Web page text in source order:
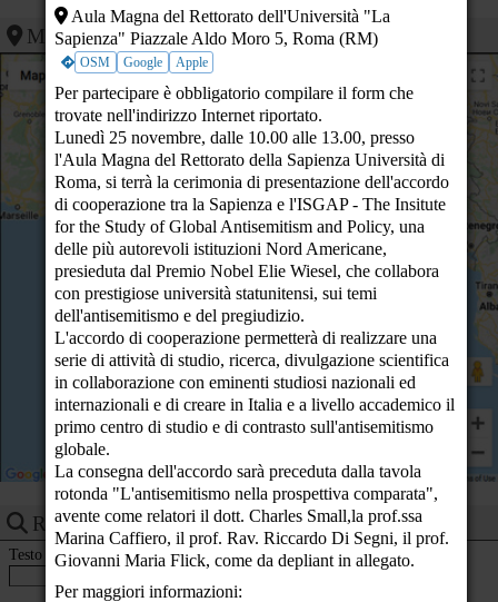
17
18
19
20
21
22
23
Mappa
Ricerca eventi
Testo
Aula Magna del Rettorato dell'Università "La
Sapienza" Piazzale Aldo Moro 5, Roma (RM)
OSM Google Apple
Per partecipare è obbligatorio compilare il form che
trovate nell'indirizzo Internet riportato.
Lunedì 25 novembre, dalle 10.00 alle 13.00, presso
l'Aula Magna del Rettorato della Sapienza Università di
Roma, si terrà la cerimonia di presentazione dell'accordo
di cooperazione tra la Sapienza e l'ISGAP - The Insitute
for the Study of Global Antisemitism and Policy, una
delle più autorevoli istituzioni Nord Americane,
presieduta dal Premio Nobel Elie Wiesel, che collabora
con prestigiose università statunitensi, sui temi
dell'antisemitismo e del pregiudizio.
L'accordo di cooperazione permetterà di realizzare una
serie di attività di studio, ricerca, divulgazione scientifica
in collaborazione con eminenti studiosi nazionali ed
internazionali e di creare in Italia e a livello accademico il
primo centro di studio e di contrasto sull'antisemitismo
globale.
La consegna dell'accordo sarà preceduta dalla tavola
rotonda "L'antisemitismo nella prospettiva comparata",
avente come relatori il dott. Charles Small,la prof.ssa
Marina Caffiero, il prof. Rav. Riccardo Di Segni, il prof.
Giovanni Maria Flick, come da depliant in allegato.
Per maggiori informazioni: